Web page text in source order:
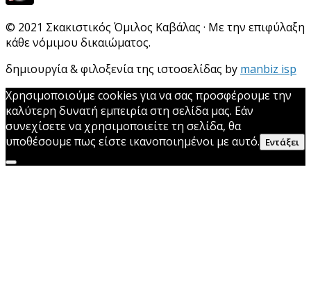
© 2021 Σκακιστικός Όμιλος Καβάλας · Με την επιφύλαξη
κάθε νόμιμου δικαιώματος.
δημιουργία & φιλοξενία της ιστοσελίδας by manbiz isp
Χρησιμοποιούμε cookies για να σας προσφέρουμε την
καλύτερη δυνατή εμπειρία στη σελίδα μας. Εάν
συνεχίσετε να χρησιμοποιείτε τη σελίδα, θα
υποθέσουμε πως είστε ικανοποιημένοι με αυτό. Εντάξει